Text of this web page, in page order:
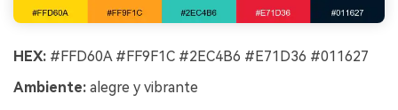
HEX: #FFD60A #FF9F1C #2EC4B6 #E71D36 #011627
Ambiente: alegre y vibrante